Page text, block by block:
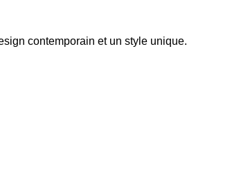
contemporain et un style unique.